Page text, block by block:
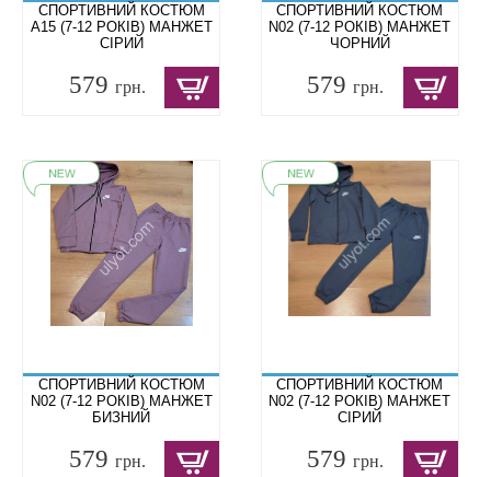
СПОРТИВНИЙ КОСТЮМ
A15 (7-12 РОКІВ) МАНЖЕТ
СІРИЙ
579 грн.
СПОРТИВНИЙ КОСТЮМ
N02 (7-12 РОКІВ) МАНЖЕТ
ЧОРНИЙ
579грн.
СПОРТИВНИЙ КОСТЮМ
N02 (7-12 РОКІВ) МАНЖЕТ
БИЗНИЙ
579 грн.
СПОРТИВНИЙ КОСТЮМ
N02 (7-12 РОКІВ) МАНЖЕТ
СІРИЙ
579грн.